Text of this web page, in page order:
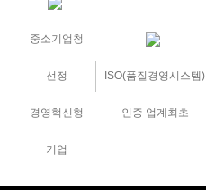
중소기업청
선정
경영혁신형
기업
ISO(품질경영시스템)
인증 업계최초